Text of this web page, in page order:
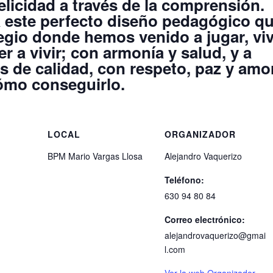
a través de la comprensión.
perfecto diseño pedagógico
donde hemos venido a jugar,
a vivir; con armonía y salud, y a
de calidad, con respeto, paz y
conseguirlo.
LOCAL
BPM Mario Vargas Llosa
ORGANIZADOR
Alejandro Vaquerizo
Teléfono:
630 94 80 84
Correo electrónico:
alejandrovaquerizo@gmai
l.com